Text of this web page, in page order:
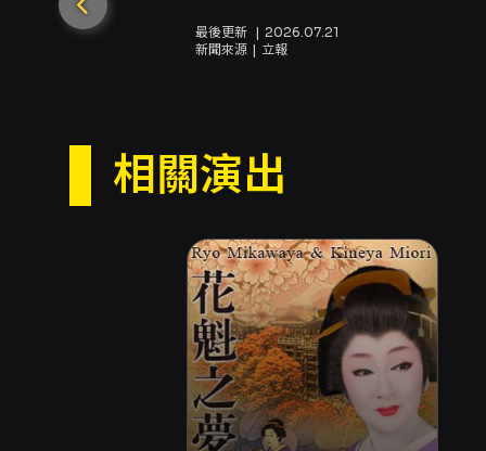
最後更新
2026.07.21
新聞來源
立報
相關演出